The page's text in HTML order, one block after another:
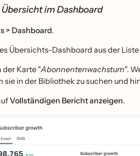
Übersicht im Dashboard
> Dashboard.
Übersichts-Dashboard aus der
der Karte "Abonnentenwachstum".
sie in der Bibliothek zu suchen und
Vollständigen Bericht anzeigen.